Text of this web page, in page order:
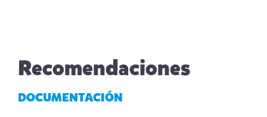
Recomendaciones
DOCUMENTACIÓN